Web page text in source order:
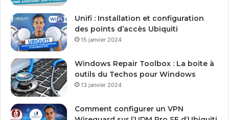
m
a
Unifi : Installation et configuration
des points d’accès Ubiquiti
15 janvier 2024
Windows Repair Toolbox : La boite à
outils du Techos pour Windows
13 janvier 2024
Comment configurer un VPN